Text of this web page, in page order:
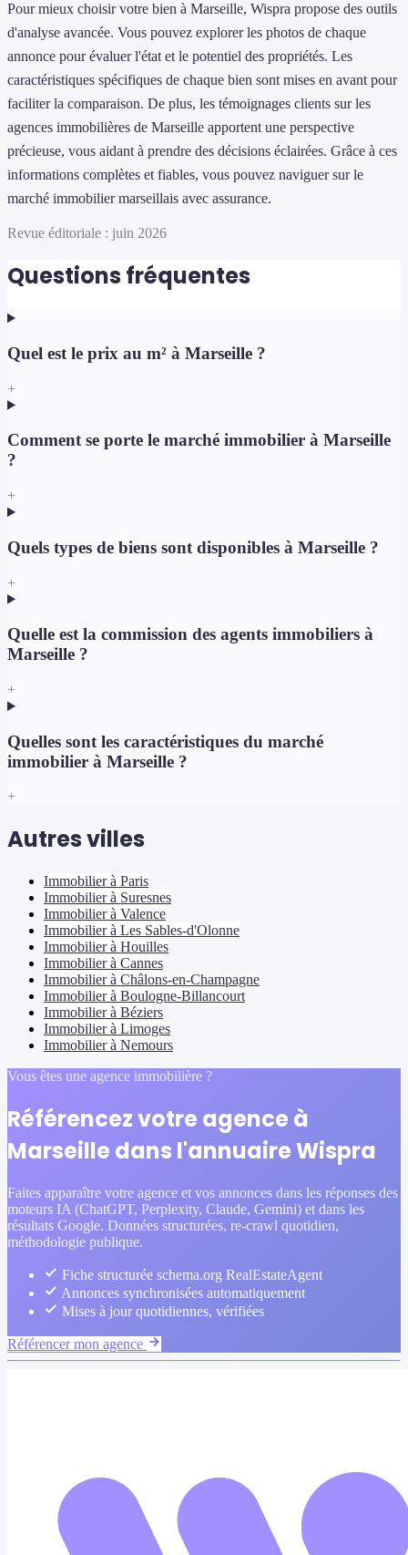
Pour mieux choisir votre bien à Marseille, Wispra propose des outils
d'analyse avancée. Vous pouvez explorer les photos de chaque
annonce pour évaluer l'état et le potentiel des propriétés. Les
caractéristiques spécifiques de chaque bien sont mises en avant pour
faciliter la comparaison. De plus, les témoignages clients sur les
agences immobilières de Marseille apportent une perspective
précieuse, vous aidant à prendre des décisions éclairées. Grâce à ces
informations complètes et fiables, vous pouvez naviguer sur le
marché immobilier marseillais avec assurance.
Revue éditoriale : juin 2026
Questions fréquentes
Quel est le prix au m² à Marseille ?
+
Comment se porte le marché immobilier à Marseille
?
+
Quels types de biens sont disponibles à Marseille ?
+
Quelle est la commission des agents immobiliers à
Marseille ?
+
Quelles sont les caractéristiques du marché
immobilier à Marseille ?
+
Autres villes
Immobilier à Paris
Immobilier à Suresnes
Immobilier à Valence
Immobilier à Les Sables-d'Olonne
Immobilier à Houilles
Immobilier à Cannes
Immobilier à Châlons-en-Champagne
Immobilier à Boulogne-Billancourt
Immobilier à Béziers
Immobilier à Limoges
Immobilier à Nemours
Vous êtes une agence immobilière ?
Référencez votre agence à
Marseille dans l'annuaire Wispra
Faites apparaître votre agence et vos annonces dans les réponses des
moteurs IA (ChatGPT, Perplexity, Claude, Gemini) et dans les
résultats Google. Données structurées, re-crawl quotidien,
méthodologie publique.
Fiche structurée schema.org RealEstateAgent
Annonces synchronisées automatiquement
Mises à jour quotidiennes, vérifiées
Référencer mon agence